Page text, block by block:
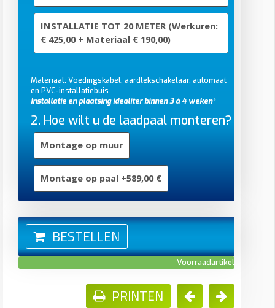
INSTALLATIE TOT 20 METER (Werkuren:
€ 425,00 + Materiaal € 190,00)
Materiaal: Voedingskabel, aardlekschakelaar, automaat
en PVC-installatiebuis.
Installatie en plaatsing idealiter binnen 3 à 4 weken*
2. Hoe wilt u de laadpaal monteren?
Montage op muur
Montage op paal +589,00 €
BESTELLEN
Voorraadartikel
PRINTEN